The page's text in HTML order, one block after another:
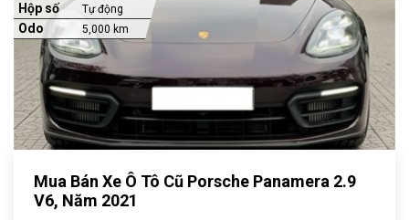
Hộp số Tự động
Odo 5,000 km
Mua Bán Xe Ô Tô Cũ Porsche Panamera 2.9
V6, Năm 2021